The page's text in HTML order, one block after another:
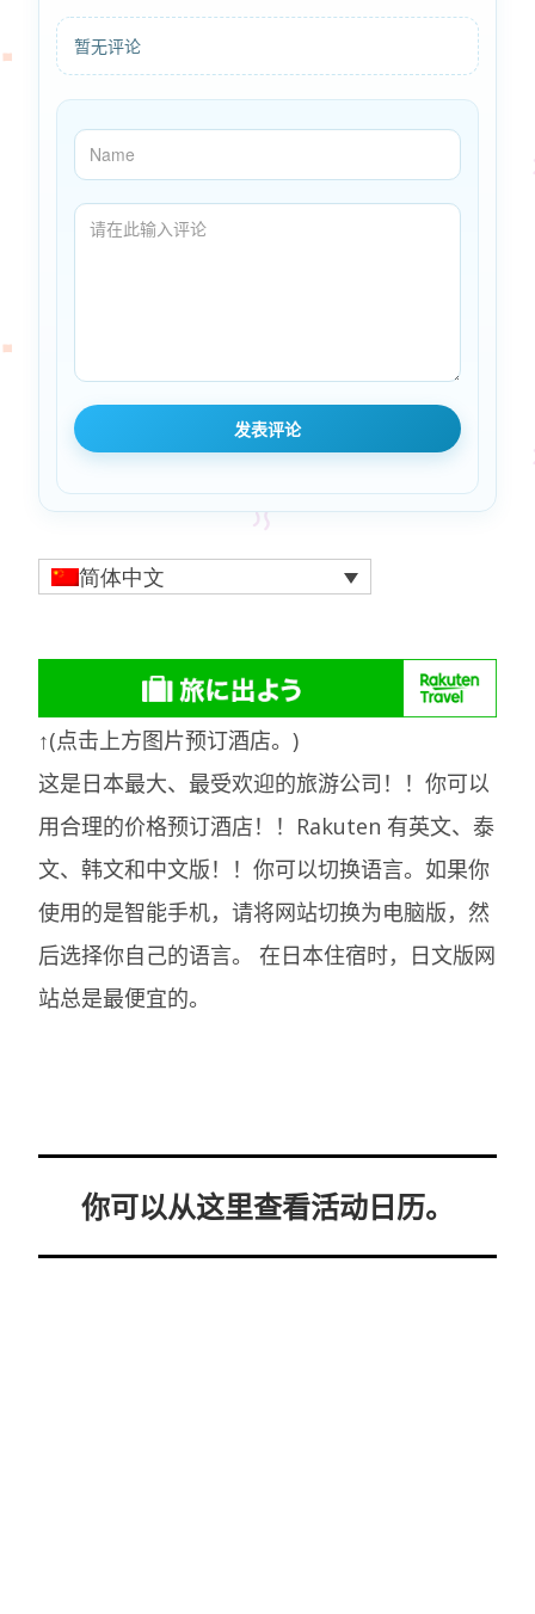
暂无评论
简体中文
↑(点击上方图片预订酒店。)
这是日本最大、最受欢迎的旅游公司！！你可以
用合理的价格预订酒店！！Rakuten 有英文、泰
文、韩文和中文版！！你可以切换语言。如果你
使用的是智能手机，请将网站切换为电脑版，然
后选择你自己的语言。在日本住宿时，日文版网
站总是最便宜的。
你可以从这里查看活动日历。